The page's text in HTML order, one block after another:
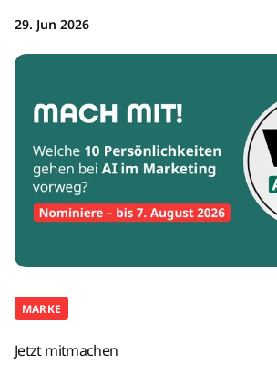
29. Jun 2026
MARKE
Jetzt mitmachen